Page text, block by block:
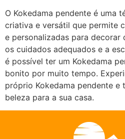
O Kokedama pendente é uma
criativa e versátil que permite
e personalizadas para decorar
os cuidados adequados e a
é possível ter um Kokedama
bonito por muito tempo.
próprio Kokedama pendente e
beleza para a sua casa.